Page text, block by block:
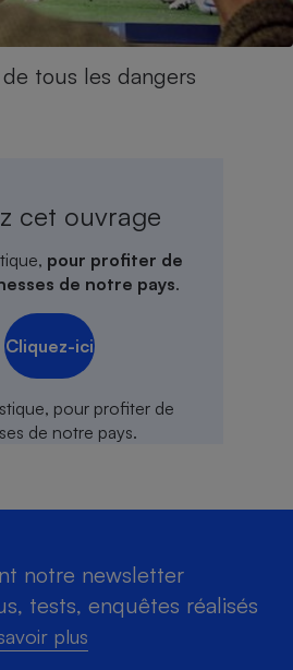
tous les dangers
cet ouvrage
pour profiter de
de notre pays.
Cliquez-ici
notre newsletter
tests, enquêtes réalisés
plus